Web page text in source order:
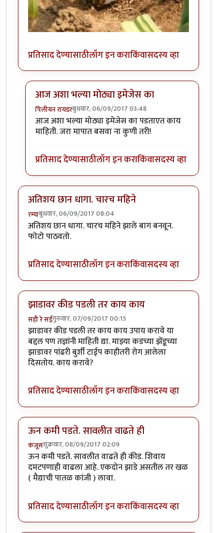
प्रतिसाद देण्यासाठीलॉग इन कराकिंवासदस्य व्हा
आज अशा भल्या मोठ्या इमेजेस का
पिलीयन रायडरबुधवार, 06/09/2017 03:48
In reply toफारच चांगली माहिती देताय काकाby
आज अशा भल्या मोठ्या इमेजेस का पडताएत काय
माहिती. जरा मापात बसवा ना कुणी तरी!
प्रतिसाद देण्यासाठीलॉग इन कराकिंवासदस्य व्हा
अतिशय छान धागा. चारच महिने
रम्याबुधवार, 06/09/2017 08:04
अतिशय छान धागा. चारच महिने झाले बाग बनवून.
फोटो पाठवतो.
प्रतिसाद देण्यासाठीलॉग इन कराकिंवासदस्य व्हा
झाडावर कीड पडली तर काय काय
सही रे सईगुरुवार, 07/09/2017 00:15
झाडावर कीड पडली तर काय काय उपाय करावे या
बद्दल पण तज्ञांनी माहिती द्या. माझ्या कडच्या झेंडूच्या
झाडावर पांढरी बुर्शी टाईप काहीतरी रोग आलेला
दिसतोय. काय करावे?
प्रतिसाद देण्यासाठीलॉग इन कराकिंवासदस्य व्हा
ऊन कमी पडते. सावलीत वाढते ही
कंजूसशुक्रवार, 08/09/2017 02:09
ऊन कमी पडते. सावलीत वाढते ही कीड. शिवाय
दमटपणाही वाढला आहे. एकदोन झाडे असतील तर खळ
( मैद्याची पातळ कांजी ) लावा.
प्रतिसाद देण्यासाठीलॉग इन कराकिंवासदस्य व्हा